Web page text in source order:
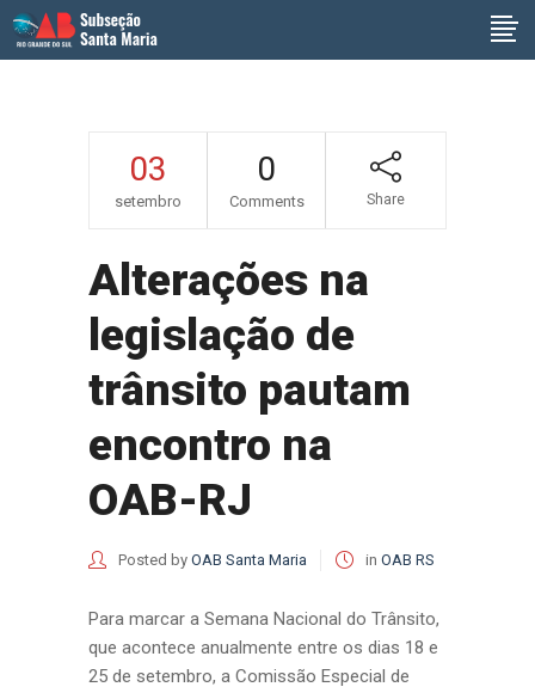
03
setembro
0
Comments Share
Alterações na
legislação de
trânsito pautam
encontro na
OAB-RJ
Posted by OAB Santa Maria in OAB RS
Para marcar a Semana Nacional do Trânsito,
que acontece anualmente entre os dias 18 e
25 de setembro, a Comissão Especial de